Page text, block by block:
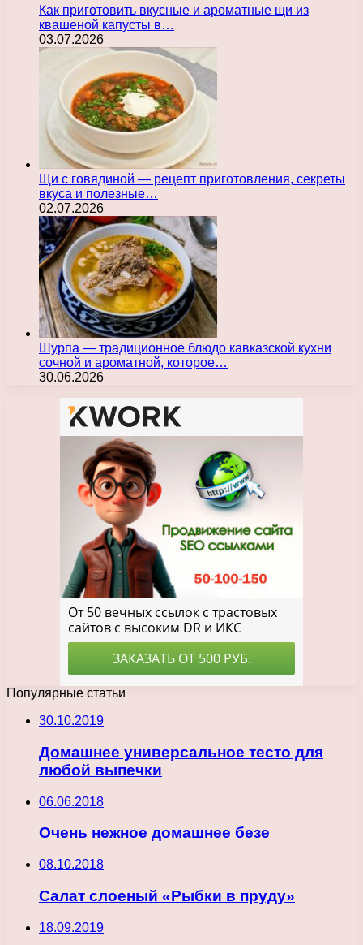
Как приготовить вкусные и ароматные щи из
квашеной капусты в…
03.07.2026
Щи с говядиной — рецепт приготовления, секреты
вкуса и полезные…
02.07.2026
Шурпа — традиционное блюдо кавказской кухни
сочной и ароматной, которое…
30.06.2026
Популярные статьи
30.10.2019
Домашнее универсальное тесто для
любой выпечки
06.06.2018
Очень нежное домашнее безе
08.10.2018
Салат слоеный «Рыбки в пруду»
18.09.2019